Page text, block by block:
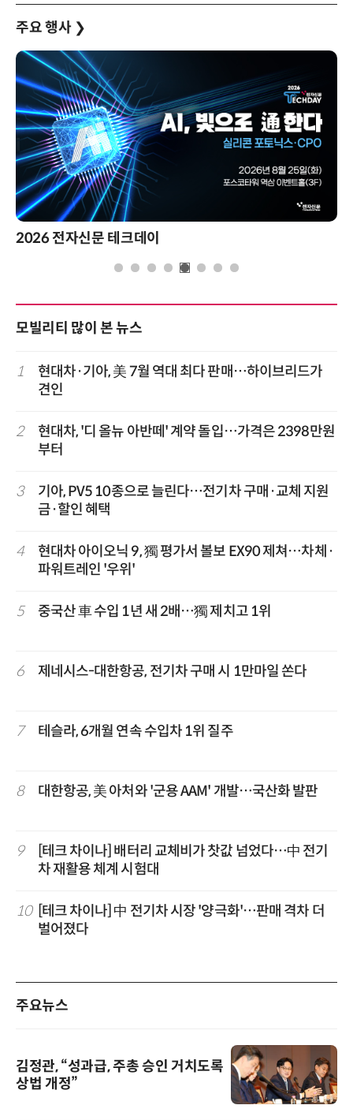
주요 행사 ❯
2026 전자신문 테크데이
모빌리티 많이 본 뉴스
1
현대차·기아, 美 7월 역대 최다 판매…하이브리드가
견인
2
현대차, '디 올뉴 아반떼' 계약 돌입…가격은 2398만원
부터
3
기아, PV5 10종으로 늘린다…전기차 구매·교체 지원
금·할인 혜택
4
현대차 아이오닉 9, 獨 평가서 볼보 EX90 제쳐…차체·
파워트레인 '우위'
5 중국산 車 수입 1년 새 2배…獨 제치고 1위
6 제네시스-대한항공, 전기차 구매 시 1만마일 쏜다
7 테슬라, 6개월 연속 수입차 1위 질주
8 대한항공, 美 아처와 '군용 AAM' 개발…국산화 발판
9
[테크 차이나] 배터리 교체비가 찻값 넘었다…中 전기
차 재활용 체계 시험대
10
[테크 차이나] 中 전기차 시장 '양극화'…판매 격차 더
벌어졌다
주요뉴스
김정관, “성과급, 주총 승인 거치도록
상법 개정”